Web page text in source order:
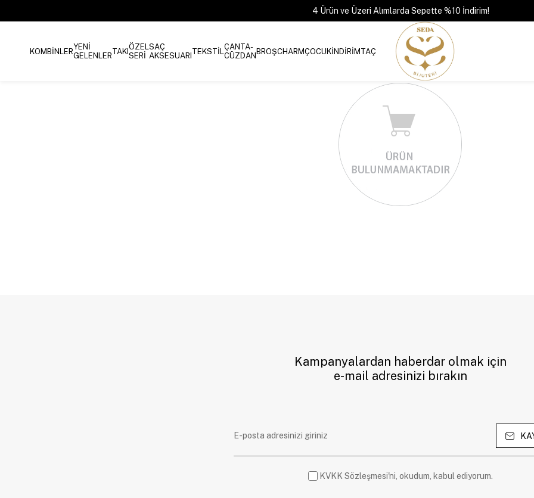
4 Ürün ve Üzeri Alımlarda Sepette %10 İndirim!
KOMBİNLERYENİ
GELENLERTAKIÖZEL
SERİ
SAÇ
AKSESUARI TEKSTİLÇANTA-
CÜZDANBROŞCHARMÇOCUKİNDİRİMTAÇ
Kampanyalardan haberdar olmak için
e-mail adresinizi bırakın
KVKK Sözleşmesi'ni, okudum, kabul ediyorum.